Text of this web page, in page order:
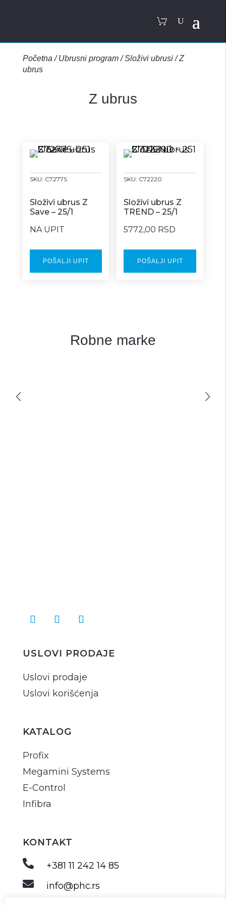
Početna /Ubrusni program/Složivi ubrusi/Z
ubrus
Z ubrus
SKU: C7277S
Složivi ubrus Z
Save – 25/1
NA UPIT
POŠALJI UPIT
SKU: C72220
Složivi ubrus Z
TREND – 25/1
5772,00 RSD
POŠALJI UPIT
Robne marke
USLOVI PRODAJE
Uslovi prodaje
Uslovi korišćenja
KATALOG
Profix
Megamini Systems
E-Control
Infibra
KONTAKT

+381 11 242 14 85

info@phc.rs